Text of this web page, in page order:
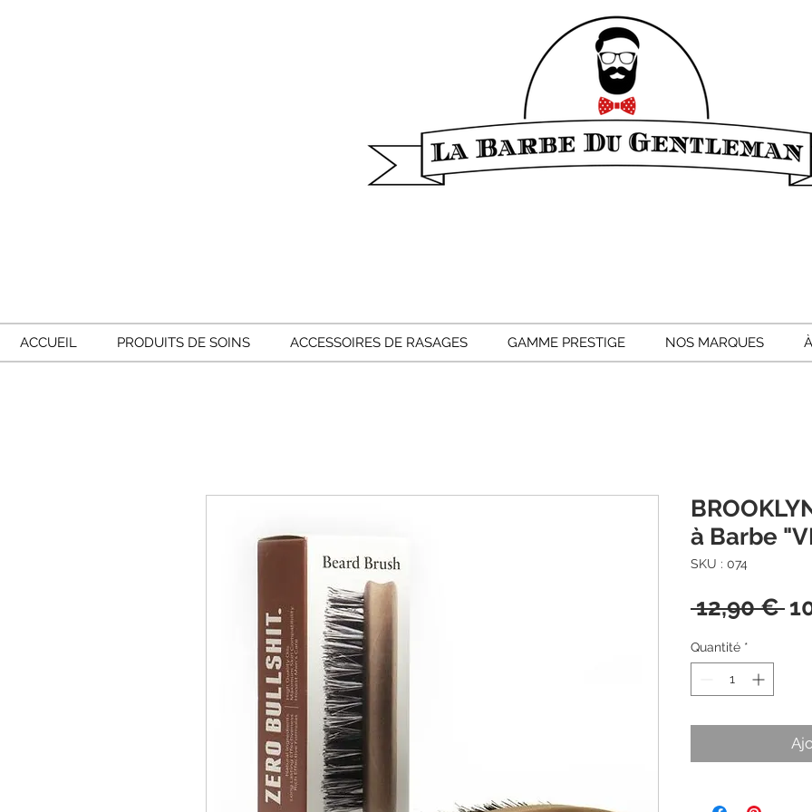
ACCUEIL PRODUITS DE SOINS ACCESSOIRES DE RASAGES GAMME PRESTIGE NOS MARQUES
à Barbe
SKU : 074
12,90 €
Quantité *